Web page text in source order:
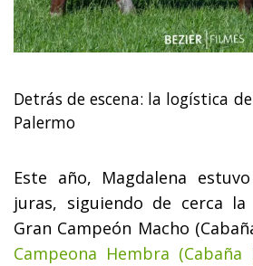
Detrás de escena: la logística
Palermo
Este año, Magdalena
juras, siguiendo de cerca la
Gran Campeón Macho
Campeona Hembra (Cabaña